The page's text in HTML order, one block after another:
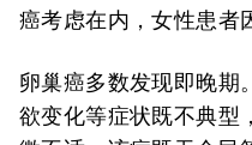
癌考虑在内，女性患者
卵巢癌多数发现即晚期
欲变化等症状既不典型